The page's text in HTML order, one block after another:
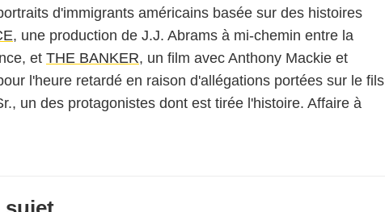
d'immigrants américains basée sur des histoires
, une production de J.J. Abrams à mi-chemin entre la
et THE BANKER, un film avec Anthony Mackie et
l'heure retardé en raison d'allégations portées sur le fils
un des protagonistes dont est tirée l'histoire. Affaire à